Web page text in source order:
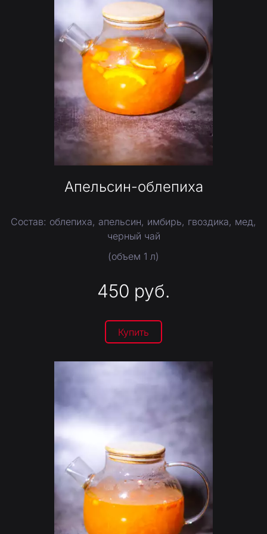
Апельсин-облепиха
Состав: облепиха, апельсин, имбирь, гвоздика, мед,
черный чай
(объем 1 л)
450 руб.
Купить